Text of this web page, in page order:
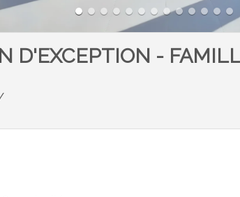
D'EXCEPTION -